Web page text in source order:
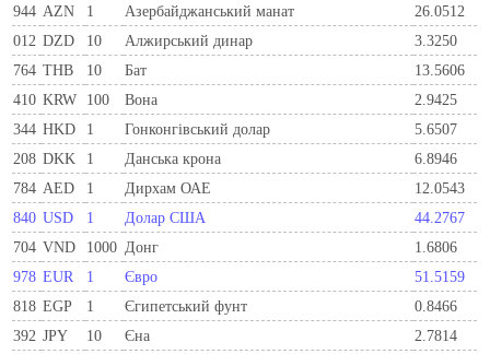
944 AZN 1 Азербайджанський манат
26.0512
012 DZD 10 Алжирський динар
3.3250
764 THB 10 Бат
13.5606
410 KRW 100 Вона
2.9425
344 HKD 1 Гонконгівський долар
5.6507
208 DKK 1 Данська крона
6.8946
784 AED 1 Дирхам ОАЕ
12.0543
840 USD 1 Долар США
44.2767
704 VND 1000 Донг
1.6806
978 EUR 1 Євро
51.5159
818 EGP 1 Єгипетський фунт
0.8466
392 JPY 10 Єна
2.7814